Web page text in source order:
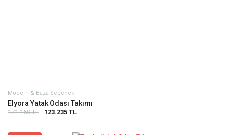
Modern & Baza Seçenekli
Elyora Yatak Odası Takımı
171.160 TL 123.235 TL